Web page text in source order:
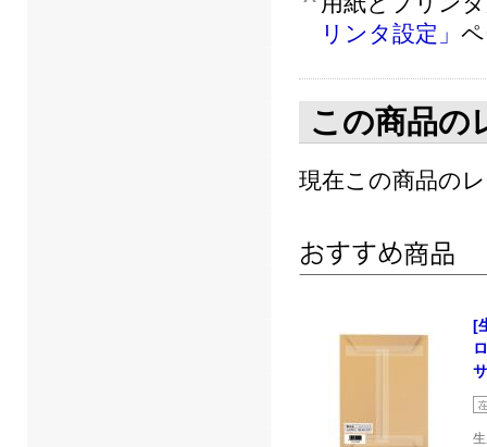
リンタ設定」
この商品の
現在この商品の
[